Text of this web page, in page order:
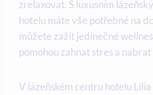
zrelaxovat. S luxusním
hotelu máte vše potřebné na
můžete zažít jedinečné
pomohou zahnat stres a
V lázeňském centru hotelu